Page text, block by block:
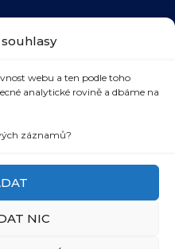
webu a ten podle toho
analytické rovině a dbáme na
záznamů?
NIC
Zrychlení
WooCommerce a AI
WooCommerce a
WooCommerce a